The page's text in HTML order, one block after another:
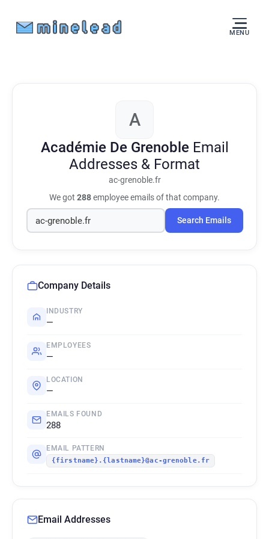
MENU
A
Académie De Grenoble Email
Addresses & Format
ac-grenoble.fr
We got 288employee emails of that company.
Search Emails
Company Details
INDUSTRY
—
EMPLOYEES
—
LOCATION
—
EMAILS FOUND
288
EMAIL PATTERN
{firstname}.{lastname}@ac-grenoble.fr
Email Addresses